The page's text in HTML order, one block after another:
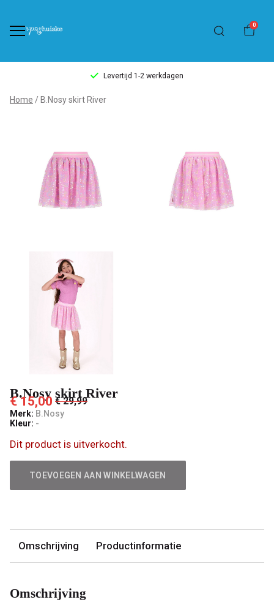
0
Levertijd 1-2 werkdagen
B.Nosy
River
Home B.Nosy skirt River
B.Nosy skirt River
€ 15,00 € 29,99
Merk: B.Nosy
Kleur: -
Dit product is uitverkocht.
TOEVOEGEN AAN WINKELWAGEN
Omschrijving Productinformatie
Omschrijving